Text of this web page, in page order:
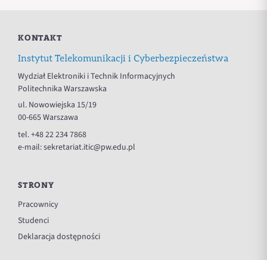
KONTAKT
Instytut Telekomunikacji i Cyberbezpieczeństwa
Wydział Elektroniki i Technik Informacyjnych
Politechnika Warszawska
ul. Nowowiejska 15/19
00-665 Warszawa
tel.+48 22 234 7868
e-mail:sekretariat.itic@pw.edu.pl
STRONY
Pracownicy
Studenci
Deklaracja dostępności